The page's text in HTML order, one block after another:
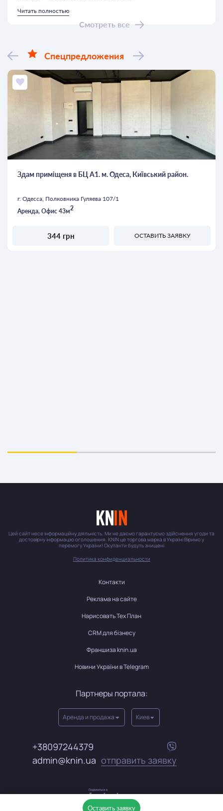
Оставить заявку
Смотреть все
Читать полностью
Спецпредложения
Здам приміщеня в БЦ А1. м. Одеса, Київський район.
г. Одесса, Полковника Гуляева 107/1
Аренда, Офис 43м2
344 грн ОСТАВИТЬ ЗАЯВКУ
Цей сайт несе інформаційну діяльність. Ми не даємо гарантуємо здійснення угоди та
достовірну інформацію оголошення. KNIN це торгова марка в Україні Віримо у
перемогу України! Окупанти будуть знищені
Политика конфиденциальности
Контакти
Реклама на сайте
Нарисовать Тех План
CRM для бізнесу
Франшиза knin.ua
Новини України в Telegram
Партнеры портала:
Аренда и продажа Киев
+38097244379
admin@knin.ua отправить заявку